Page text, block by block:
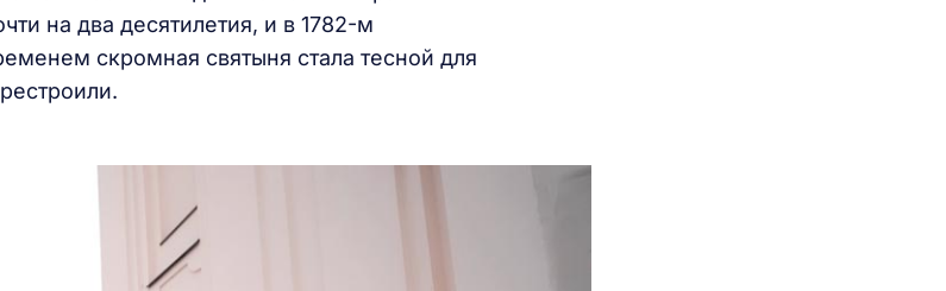
на два десятилетия, и в 1782-м
скромная святыня стала тесной для